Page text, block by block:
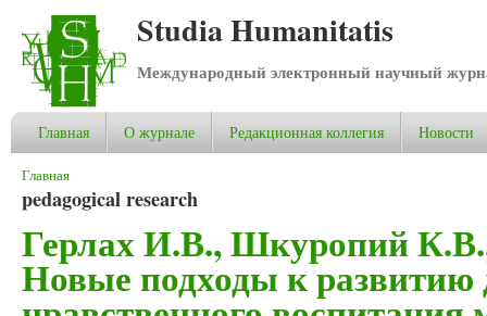
Studia Humanitatis
Международный электронный научный
Главная О журнале Редакционная коллегия Новости
Вы здесь
Главная
pedagogical research
Герлах И.В., Шкуропий
Новые подходы к развитию